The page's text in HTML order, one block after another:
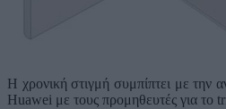
Η χρονική στιγμή συμπίπτει με την
Huawei με τους προμηθευτές για το